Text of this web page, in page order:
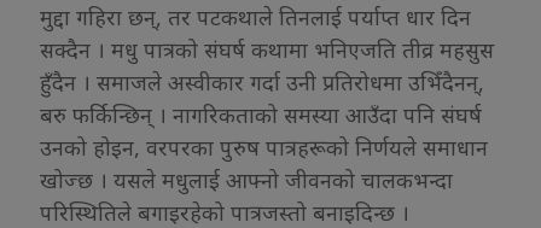
मुद्दा गहिरा छन्, तर पटकथाले तिनलाई पर्याप्त धार दिन
सक्दैन । मधु पात्रको संघर्ष कथामा भनिएजति तीव्र महसुस
हुँदैन । समाजले अस्वीकार गर्दा उनी प्रतिरोधमा उभिँदैनन्,
बरु फर्किन्छिन् । नागरिकताको समस्या आउँदा पनि संघर्ष
उनको होइन, वरपरका पुरुष पात्रहरूको निर्णयले समाधान
खोज्छ । यसले मधुलाई आफ्नो जीवनको चालकभन्दा
परिस्थितिले बगाइरहेको पात्रजस्तो बनाइदिन्छ ।